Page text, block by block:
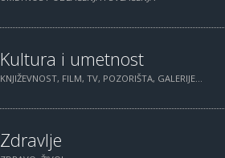
Kultura i umetnost
KNJIŽEVNOST, FILM, TV, POZORIŠTA, GALERIJE...
Zdravlje